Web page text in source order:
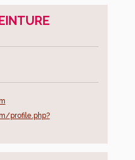
profile.php?